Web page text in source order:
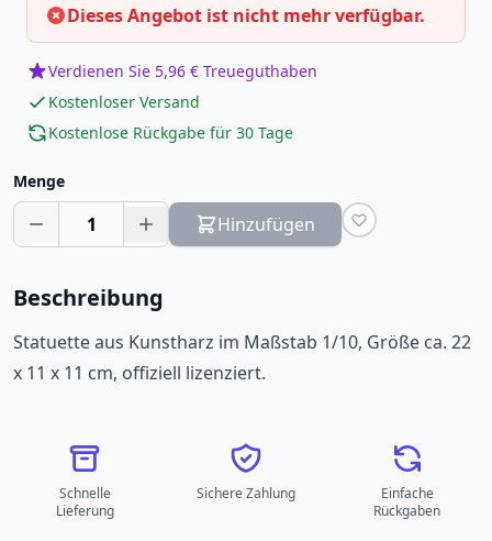
Dieses Angebot ist nicht mehr verfügbar.
Verdienen Sie 5,96 € Treueguthaben
Kostenloser Versand
Kostenlose Rückgabe für 30 Tage
Menge
1 Hinzufügen
Beschreibung
Statuette aus Kunstharz im Maßstab 1/10, Größe ca. 22
x 11 x 11 cm, offiziell lizenziert.
Schnelle
Lieferung
Sichere Zahlung
Einfache
Rückgaben